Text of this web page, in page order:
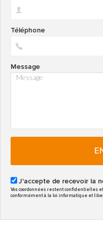
Téléphone
Message
J'accepte de recevoir la
Vos coordonnées restent confidentielles
conformément à la loi informatique et